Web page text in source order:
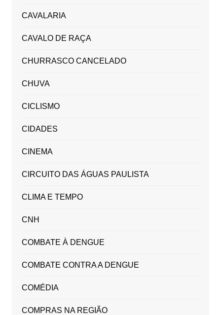
CAVALARIA
CAVALO DE RAÇA
CHURRASCO CANCELADO
CHUVA
CICLISMO
CIDADES
CINEMA
CIRCUITO DAS ÁGUAS PAULISTA
CLIMA E TEMPO
CNH
COMBATE À DENGUE
COMBATE CONTRA A DENGUE
COMÉDIA
COMPRAS NA REGIÃO